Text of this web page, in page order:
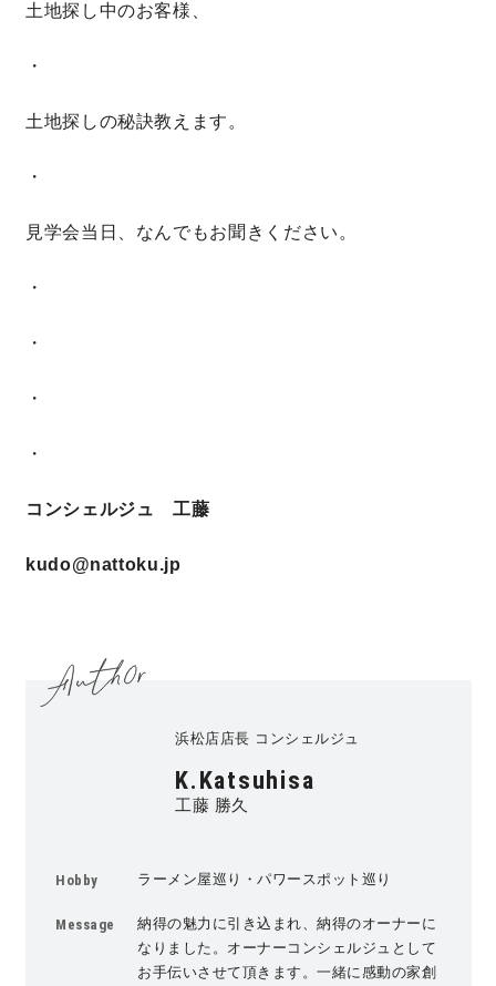
土地探し中のお客様、
・
土地探しの秘訣教えます。
・
見学会当日、なんでもお聞きください。
・
・
・
・
コンシェルジュ 工藤
kudo@nattoku.jp
浜松店店長 コンシェルジュ
K.Katsuhisa
工藤 勝久
Hobby ラーメン屋巡り・パワースポット巡り
Message
納得の魅力に引き込まれ、納得のオーナーに
なりました。オーナーコンシェルジュとして
お手伝いさせて頂きます。一緒に感動の家創